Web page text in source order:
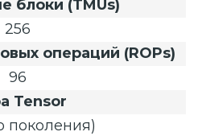
блоки (TMUs)
256
операций (ROPs)
96
Tensor
поколения)